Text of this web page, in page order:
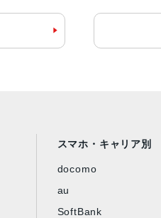
スマホ・キャリア別
docomo
au
SoftBank